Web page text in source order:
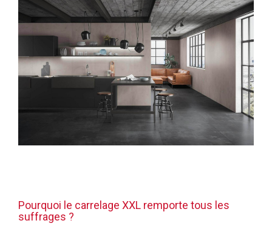
Pourquoi le carrelage XXL remporte tous les
suffrages ?